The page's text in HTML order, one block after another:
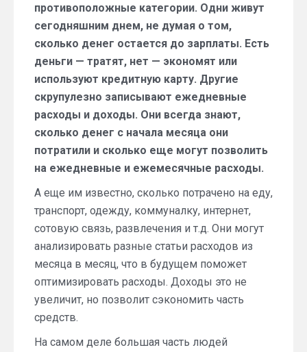
противоположные категории. Одни живут
сегодняшним днем, не думая о том,
сколько денег остается до зарплаты. Есть
деньги — тратят, нет — экономят или
используют кредитную карту. Другие
скрупулезно записывают ежедневные
расходы и доходы. Они всегда знают,
сколько денег с начала месяца они
потратили и сколько еще могут позволить
на ежедневные и ежемесячные расходы.
А еще им известно, сколько потрачено на еду,
транспорт, одежду, коммуналку, интернет,
сотовую связь, развлечения и т.д. Они могут
анализировать разные статьи расходов из
месяца в месяц, что в будущем поможет
оптимизировать расходы. Доходы это не
увеличит, но позволит сэкономить часть
средств.
На самом деле большая часть людей